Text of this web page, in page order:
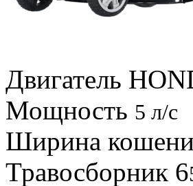
Двигатель
Мощность 5 л/с
Ширина
Травосборник 6